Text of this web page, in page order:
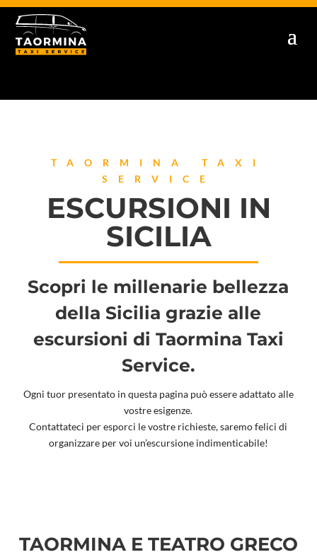
TAORMINA TAXI
SERVICE
ESCURSIONI IN
SICILIA
Scopri le millenarie bellezza
della Sicilia grazie alle
escursioni di Taormina Taxi
Service.
Ogni tuor presentato in questa pagina può essere adattato alle
vostre esigenze.
Contattateci per esporci le vostre richieste, saremo felici di
organizzare per voi un’escursione indimenticabile!
TAORMINA E TEATRO GRECO